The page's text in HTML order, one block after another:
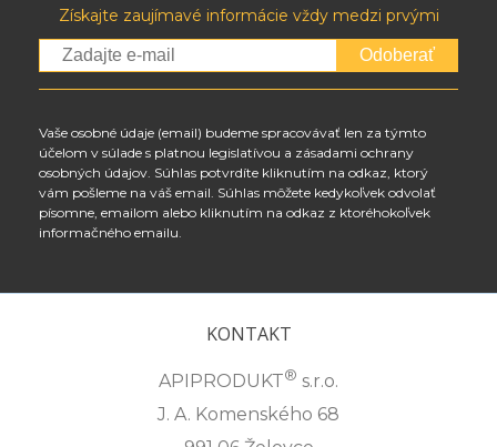
Získajte zaujímavé informácie vždy medzi prvými
Odoberať
Vaše osobné údaje (email) budeme spracovávať len za týmto
účelom v súlade s platnou legislatívou a zásadami ochrany
osobných údajov. Súhlas potvrdíte kliknutím na odkaz, ktorý
vám pošleme na váš email. Súhlas môžete kedykoľvek odvolať
písomne, emailom alebo kliknutím na odkaz z ktoréhokoľvek
informačného emailu.
KONTAKT
APIPRODUKT® s.r.o.
J. A. Komenského 68